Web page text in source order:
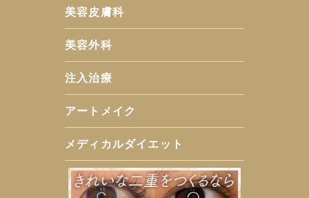
美容皮膚科
美容外科
注入治療
アートメイク
メディカルダイエット